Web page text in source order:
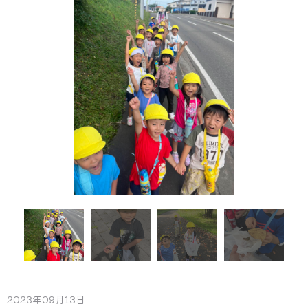
2023年09月13日